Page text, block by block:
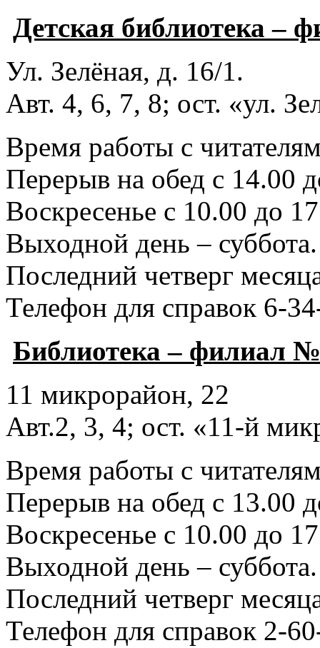
Детская библиотека –
Ул. Зелёная, д. 16/1.
Авт. 4, 6, 7, 8; ост. «ул.
Время работы с
Перерыв на обед с 14.00
Воскресенье с 10.00 до
Выходной день – суббота.
Последний четверг
Телефон для справок 6-
Библиотека – филиал
11 микрорайон, 22
Авт.2, 3, 4; ост. «11-й
Время работы с
Перерыв на обед с 13.00
Воскресенье с 10.00 до
Выходной день – суббота.
Последний четверг
Телефон для справок 2-